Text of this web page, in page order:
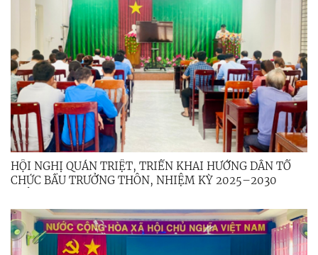
HỘI NGHỊ QUÁN TRIỆT, TRIỂN KHAI HƯỚNG DẪN TỔ
CHỨC BẦU TRƯỞNG THÔN, NHIỆM KỲ 2025–2030